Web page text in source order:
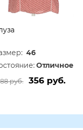
46
Отличное
руб. 356 руб.